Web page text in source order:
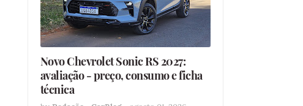
Novo Chevrolet Sonic RS 2027:
avaliação - preço, consumo e ficha
técnica